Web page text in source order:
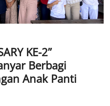
KE-2”
Berbagi
Anak Panti